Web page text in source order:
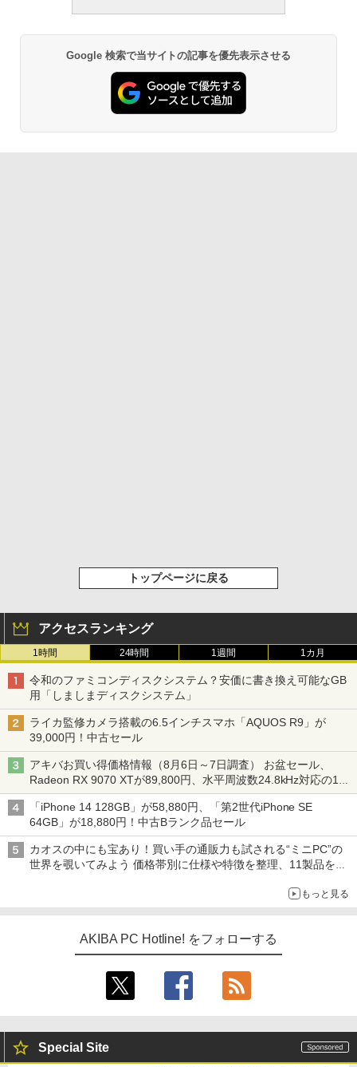
Google 検索で当サイトの記事を優先表示させる
トップページに戻る
アクセスランキング
1時間 24時間 1週間 1カ月
令和のファミコンディスクシステム？安価に書き換え可能なGB
用「しましまディスクシステム」
ライカ監修カメラ搭載の6.5インチスマホ「AQUOS R9」が
39,000円！中古セール
アキバお買い得価格情報（8月6日～7日調査） お盆セール、
Radeon RX 9070 XTが89,800円、水平周波数24.8kHz対応の17
型モニターが9,801円、暑さ指数連動セール ほか
「iPhone 14 128GB」が58,880円、「第2世代iPhone SE
64GB」が18,880円！中古Bランク品セール
カオスの中にも宝あり！買い手の通販力も試される“ミニPC”の
世界を覗いてみよう 価格帯別に仕様や特徴を整理、11製品をピ
もっと見る
AKIBA PC Hotline! をフォローする
Special Site